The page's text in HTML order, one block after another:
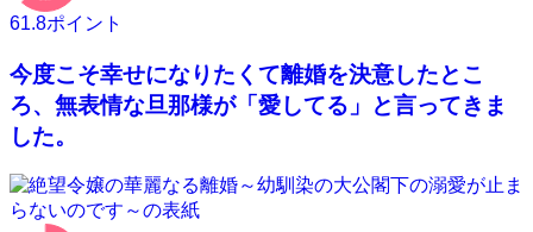
61.8ポイント
今度こそ幸せになりたくて離婚を決意したとこ
ろ、無表情な旦那様が「愛してる」と言ってきま
した。